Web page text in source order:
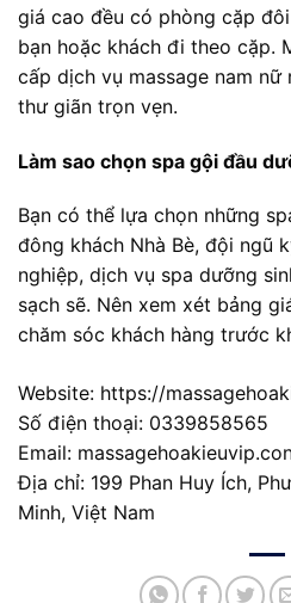
giá cao đều có phòng cặp
bạn hoặc khách đi theo cặp.
cấp dịch vụ massage nam
thư giãn trọn vẹn.
Làm sao chọn spa gội đầu
Bạn có thể lựa chọn những
đông khách Nhà Bè, đội ngũ
nghiệp, dịch vụ spa dưỡng
sạch sẽ. Nên xem xét bảng
chăm sóc khách hàng trước
Website: https://
Số điện thoại: 0339858565
Email:
Địa chỉ: 199 Phan Huy Ích,
Minh, Việt Nam